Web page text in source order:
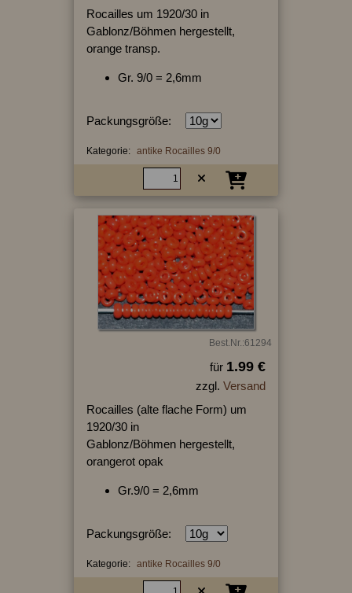
Rocailles um 1920/30 in
Gablonz/Böhmen hergestellt,
orange transp.
Gr. 9/0 = 2,6mm
Packungsgröße:
Kategorie: antike Rocailles 9/0
Best.Nr.:61294
für 1.99 €
zzgl. Versand
Rocailles (alte flache Form) um
1920/30 in
Gablonz/Böhmen hergestellt,
orangerot opak
Gr.9/0 = 2,6mm
Packungsgröße:
Kategorie: antike Rocailles 9/0